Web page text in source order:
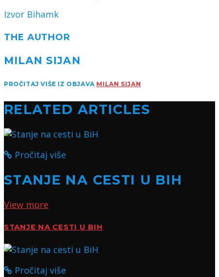
Izvor Bihamk
THE AUTHOR
MILAN SIJAN
PROČITAJ VIŠE IZ OBJAVA MILAN SIJAN
RELATED ARTICLES
Pročitaj više
STANJE NA CESTI U BIH
View more
STANJE NA CESTI U BIH
Pročitaj više